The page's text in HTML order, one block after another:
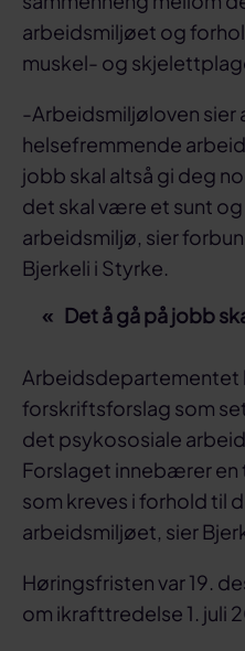
arbeidsmiljøet og
muskel- og
-Arbeidsmiljøloven sier
helsefremmende
jobb skal altså gi deg
det skal være et sunt
arbeidsmiljø, sier
Bjerkeli i Styrke.
Det å gå på jobb
Arbeidsdepartementet
forskriftsforslag som
det psykososiale
Forslaget innebærer en
som kreves i forhold til
arbeidsmiljøet, sier
Høringsfristen var 19.
om ikrafttredelse 1. juli